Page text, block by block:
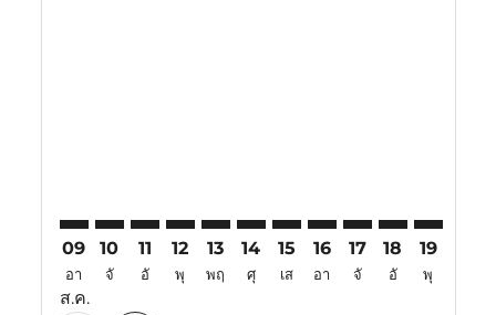
09
อา
ส.ค.
10
จั
11
อั
12
พุ
13
พฤ
14
ศุ
15
เส
16
อา
17
จั
18
อั
19
พุ